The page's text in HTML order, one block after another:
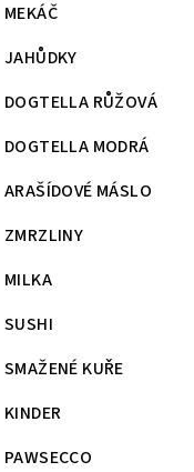
MEKÁČ
JAHŮDKY
DOGTELLA RŮŽOVÁ
DOGTELLA MODRÁ
ARAŠÍDOVÉ MÁSLO
ZMRZLINY
MILKA
SUSHI
SMAŽENÉ KUŘE
KINDER
PAWSECCO